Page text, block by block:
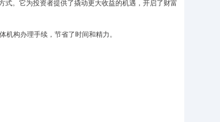
。它为投资者提供了撬动更大收益的机遇，开启了财富
构办理手续，节省了时间和精力。